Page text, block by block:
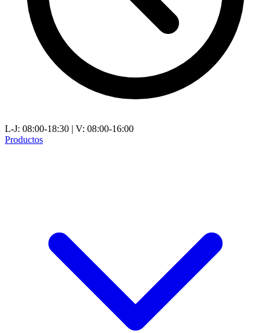
L-J: 08:00-18:30 | V: 08:00-16:00
Productos